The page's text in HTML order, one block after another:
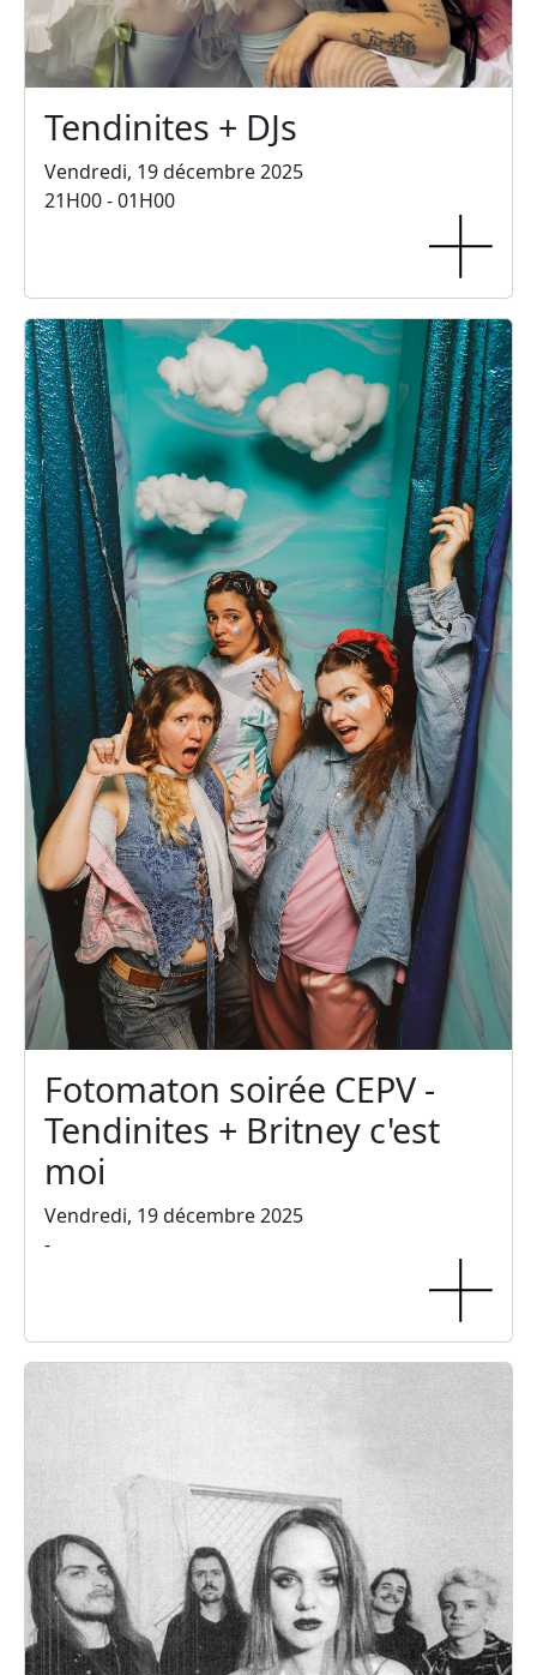
Tendinites + DJs
Vendredi, 19 décembre 2025
21H00 - 01H00
Fotomaton soirée CEPV -
Tendinites + Britney c'est
moi
Vendredi, 19 décembre 2025
-